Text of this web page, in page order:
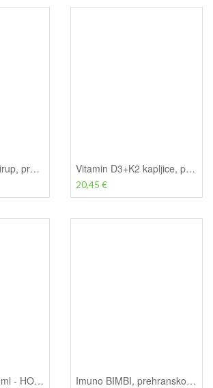
Echinax BIMBI - sirup, prehransko dopolnilo - Pharmalife, 200ml Vitamin D3+K2 kapljice, prehransko dopolnilo - Sanct Bernhard, 30ml
20,45 €
Tekoči klorofil 250ml - HOLISTIC, prehransko dopolnilo Imuno BIMBI, prehransko dopolnilo - Pharmalife, 200ml